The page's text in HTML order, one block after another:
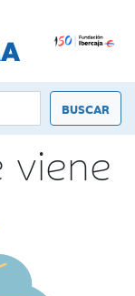
viene